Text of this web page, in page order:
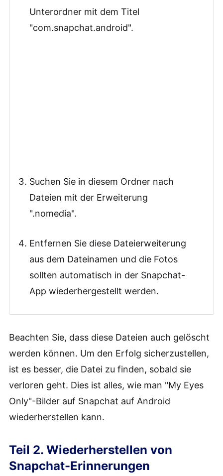
Unterordner mit dem Titel
"com.snapchat.android".
Suchen Sie in diesem Ordner nach
Dateien mit der Erweiterung
".nomedia".
Entfernen Sie diese Dateierweiterung
aus dem Dateinamen und die Fotos
sollten automatisch in der Snapchat-
App wiederhergestellt werden.
Beachten Sie, dass diese Dateien auch gelöscht
werden können. Um den Erfolg sicherzustellen,
ist es besser, die Datei zu finden, sobald sie
verloren geht. Dies ist alles, wie man "My Eyes
Only"-Bilder auf Snapchat auf Android
wiederherstellen kann.
Teil 2. Wiederherstellen von
Snapchat-Erinnerungen